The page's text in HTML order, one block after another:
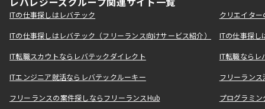
レバレジーズグループ関連サイト一覧
ITの仕事探しはレバテック クリエイタ
ITの仕事探しはレバテック（フリーランス向けサービス紹介） ITの仕事探
IT転職スカウトならレバテックダイレクト IT転職なら
ITエンジニア就活ならレバテックルーキー フリーラン
フリーランスの案件探しならフリーランスHub プログラミ